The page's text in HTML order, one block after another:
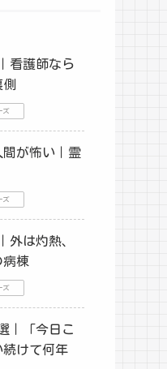
看護師なら
ズ
が怖い｜霊
ズ
外は灼熱、
病棟
ズ
｜「今日こ
続けて何年